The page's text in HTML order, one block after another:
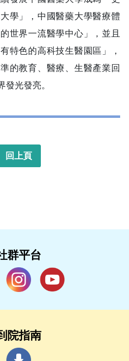
學」，中國醫藥大學醫療體
世界一流醫學中心」，並且
特色的高科技生醫園區」，
的教育、醫療、生醫產業回
發光發亮。
回上頁
群平台
院指南